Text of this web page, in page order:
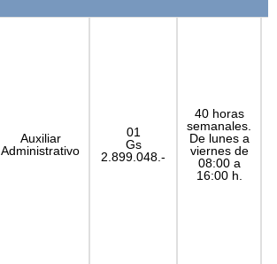
Auxiliar
Administrativo
01
Gs
2.899.048.-
40 horas
semanales.
De lunes a
viernes de
08:00 a
16:00 h.